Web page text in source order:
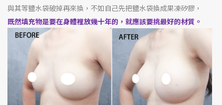
與其等鹽水袋破掉再來換，不如自己先把鹽水袋換成果凍矽膠，
既然填充物是要在身體裡放幾十年的，就應該要挑最好的材質。